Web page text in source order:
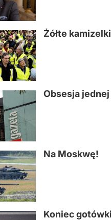
Żółte
Obsesja
Na Moskwę!
Koniec gotówki